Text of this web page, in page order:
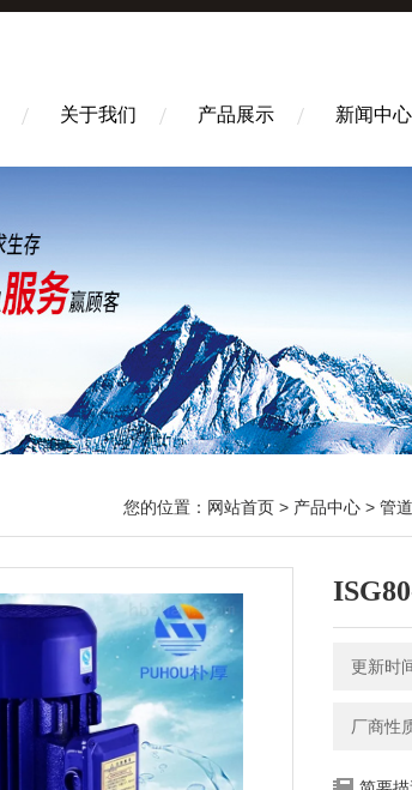
关于我们 产品展示 新闻中心
您的位置： 网站首页 > 产品中心 > 管
更新时
厂商性